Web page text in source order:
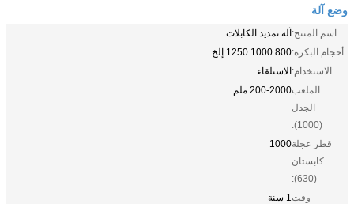
وضع آلة
اسم المنتج:آلة تمديد الكابلات
أحجام البكرة:800 1000 1250 إلخ
الاستخدام:الاستلقاء
الملعب
الجدل
(1000):
200-2000 ملم
قطر عجلة
كابستان
(630):
1000
وقت1 سنة